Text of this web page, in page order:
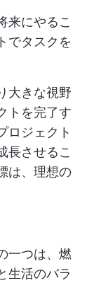
来にやるこ
でタスクを
大きな視野
トを完了す
ロジェクト
長させるこ
は、理想の
一つは、燃
生活のバラ